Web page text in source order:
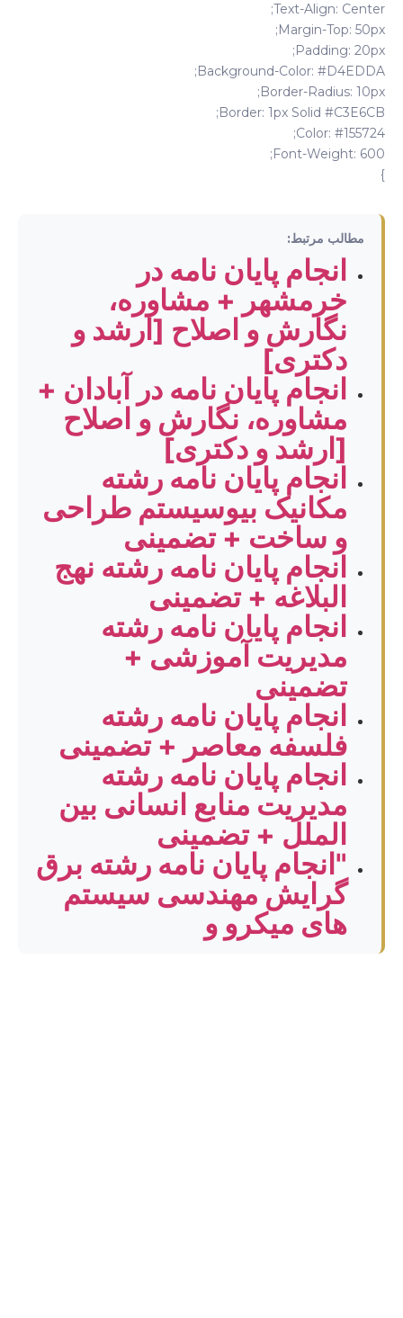
Text-Align: Center;
Margin-Top: 50px;
Padding: 20px;
Background-Color: #D4EDDA;
Border-Radius: 10px;
Border: 1px Solid #C3E6CB;
Color: #155724;
Font-Weight: 600;
}
مطالب مرتبط:
انجام پایان نامه در
خرمشهر + مشاوره،
نگارش و اصلاح [ارشد و
دکتری]
انجام پایان نامه در آبادان +
مشاوره، نگارش و اصلاح
[ارشد و دکتری]
انجام پایان نامه رشته
مکانیک بیوسیستم طراحی
و ساخت + تضمینی
انجام پایان نامه رشته نهج
البلاغه + تضمینی
انجام پایان نامه رشته
مدیریت آموزشی +
تضمینی
انجام پایان نامه رشته
فلسفه معاصر + تضمینی
انجام پایان نامه رشته
مدیریت منابع انسانی بین
الملل + تضمینی
"انجام پایان نامه رشته برق
گرایش مهندسی سیستم
های میکرو و